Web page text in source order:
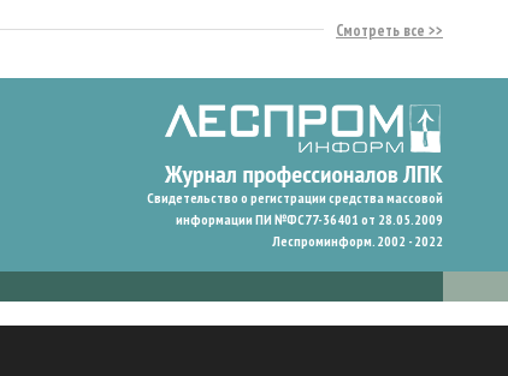
Смотреть все
Свидетельство о регистрации средства массовой
информации ПИ №ФС77-36401 от 28.05.2009
Леспроминформ. 2002 - 2022
запомнить ваши предпочтения и улучшить пользовательский